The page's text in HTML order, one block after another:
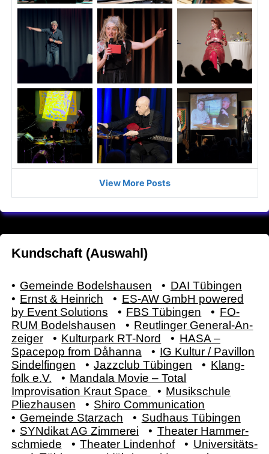
Kundschaft (Auswahl)
Ge­mein­de Bodels­hau­sen
DAI Tü­bing­en
Ernst & Hein­rich
ES-AW GmbH powered
by Event So­lu­tions
FBS Tü­bingen
FO­
RUM Bodels­hau­sen
Reut­linger Ge­ne­ral-An­
zei­ger
Kultur­park RT-Nord
HASA –
Spacepop from Dåhanna
IG Kultur / Pavillon
Sindel­fingen
Jazz­club Tü­bingen
Klang­
folk e.V.
Mandala Movie – Total
Improvisation Kraut Space
Musik­schule
Pliez­hausen
Shiro Commu­nication
Gemein­de Star­zach
Sud­haus Tü­bingen
SYN­dikat AG Zim­merei
The­ater Hammer­
schmie­de
The­ater Lin­den­hof
Uni­versi­täts­